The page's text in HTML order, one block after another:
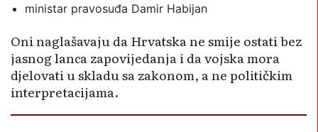
ministar pravosuđa Damir Habijan
Oni naglašavaju da Hrvatska ne smije ostati bez
jasnog lanca zapovijedanja i da vojska mora
djelovati u skladu sa zakonom, a ne političkim
interpretacijama.